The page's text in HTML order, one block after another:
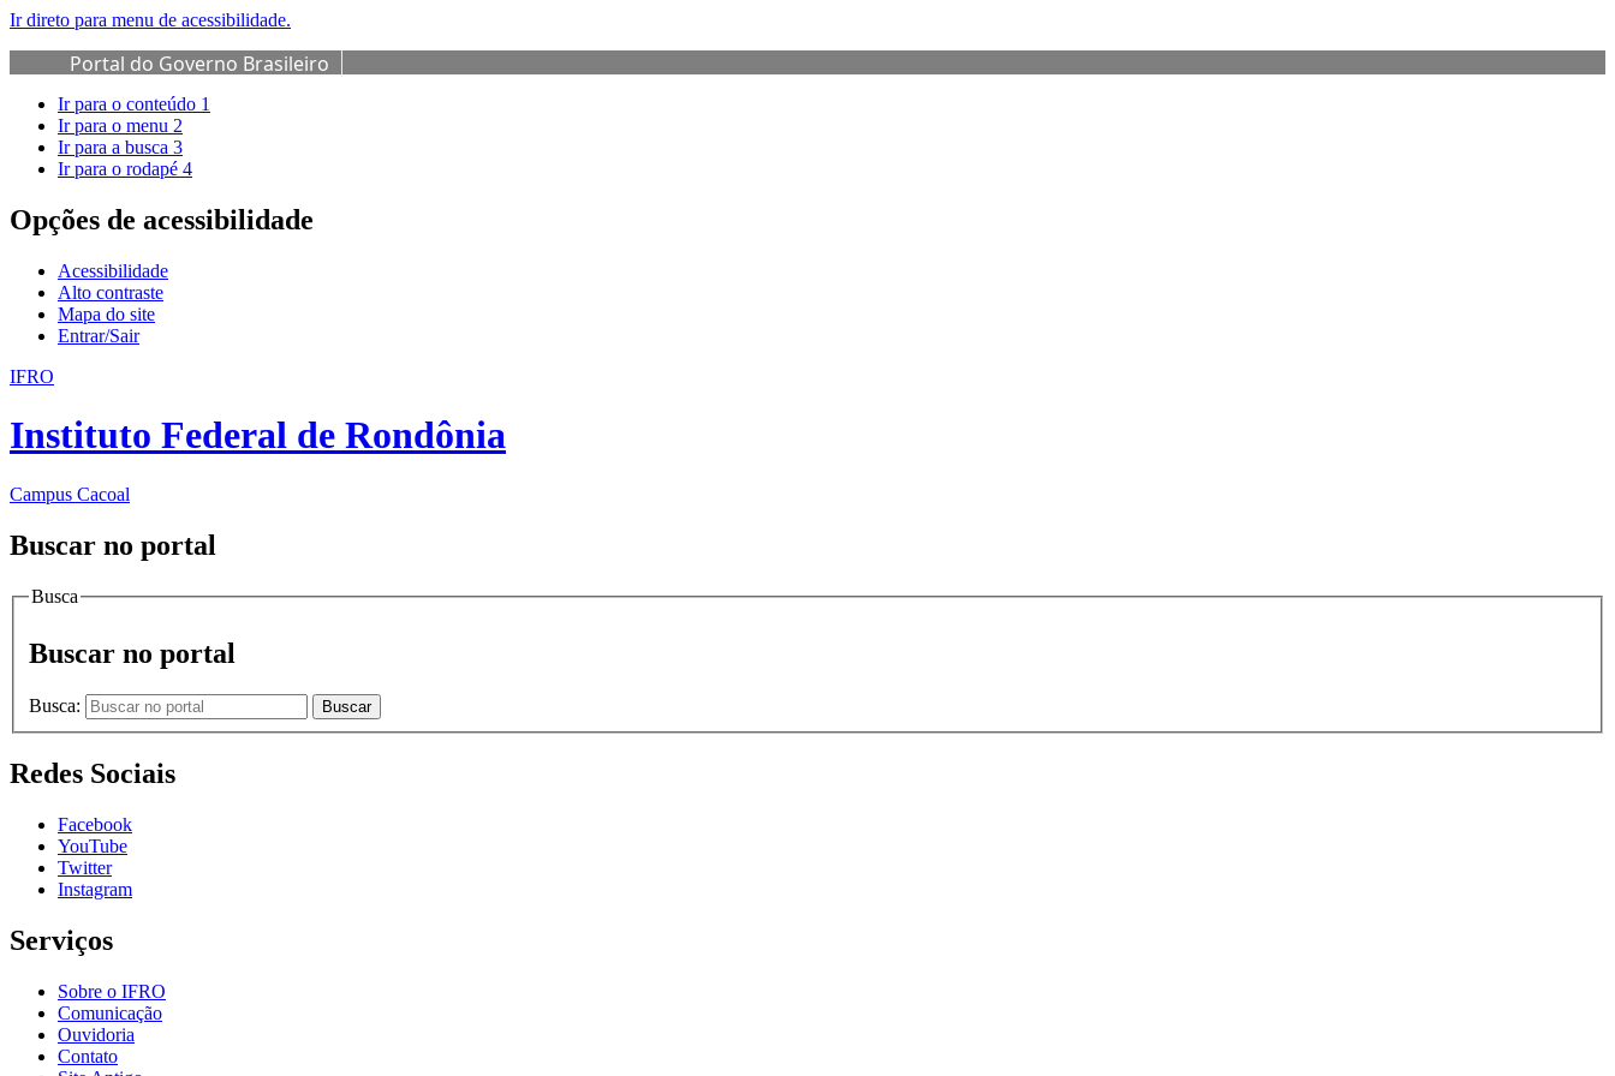
Ir direto para menu de acessibilidade.
Portal do Governo Brasileiro
Ir para o conteúdo 1
Ir para o menu 2
Ir para a busca 3
Ir para o rodapé 4
Opções de acessibilidade
Acessibilidade
Alto contraste
Mapa do site
Entrar/Sair
IFRO
Instituto Federal de Rondônia
Campus Cacoal
Buscar no portal
Busca
Buscar no portal
Busca: Buscar
Redes Sociais
Facebook
YouTube
Twitter
Instagram
Serviços
Sobre o IFRO
Comunicação
Ouvidoria
Contato